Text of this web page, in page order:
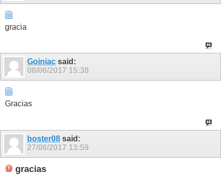
gracia
Goiniac said:
08/06/2017 15:38
Gracias
boster08 said:
27/06/2017 13:59
gracias